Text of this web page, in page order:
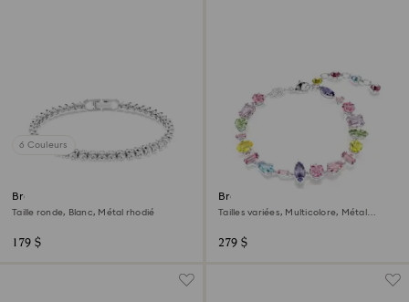
6 Couleurs
Bracelet Tennis Imber Emily
Taille ronde, Blanc, Métal rhodié
179 $
Bracelet Gema
Tailles variées, Multicolore, Métal
279 $